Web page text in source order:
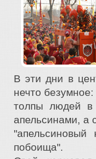
В эти дни в
нечто безумное:
толпы людей в
апельсинами, а
побоища".